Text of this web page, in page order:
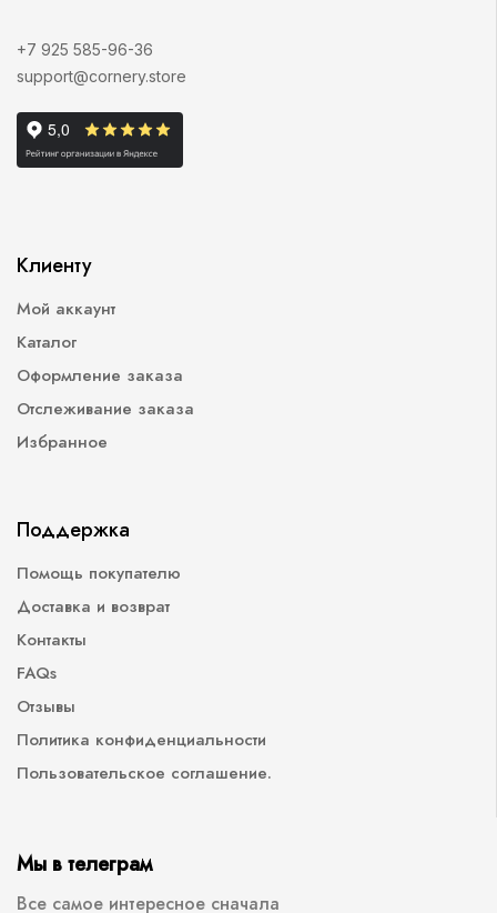
+7 925 585-96-36
support@cornery.store
Клиенту
Мой аккаунт
Каталог
Оформление заказа
Отслеживание заказа
Избранное
Поддержка
Помощь покупателю
Доставка и возврат
Контакты
FAQs
Отзывы
Политика конфиденциальности
Пользовательское соглашение.
Мы в телеграм
Все самое интересное сначала